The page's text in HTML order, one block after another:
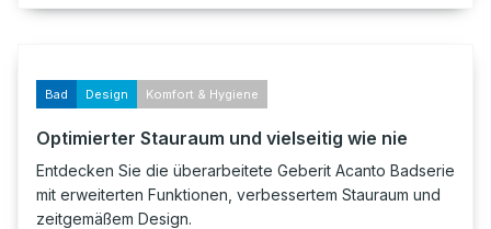
Bad Design Komfort & Hygiene
Optimierter Stauraum und vielseitig wie nie
Entdecken Sie die überarbeitete Geberit Acanto Badserie
mit erweiterten Funktionen, verbessertem Stauraum und
zeitgemäßem Design.